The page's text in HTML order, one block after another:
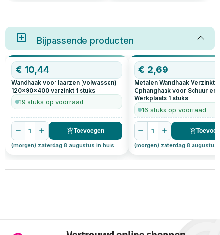
Bijpassende producten
OP=OP
€10,44
Wandhaak voor laarzen (volwassen)
120x90x400 verzinkt 1 stuks
19 stuks op voorraad
1 Toevoegen
(morgen) zaterdag 8 augustus in huis
€ 2,69
Metalen Wandhaak Verzinkt |
Ophanghaak voor Schuur en
Werkplaats 1 stuks
16 stuks op voorraad
1
(morgen) zaterdag 8 augustus